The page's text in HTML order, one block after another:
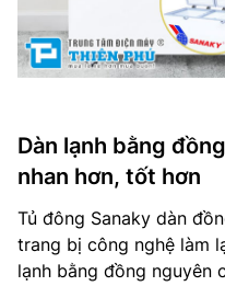
Dàn lạnh bằng
nhan hơn, tốt hơn
Tủ đông Sanaky dàn
trang bị công nghệ làm
lạnh bằng đồng nguyên